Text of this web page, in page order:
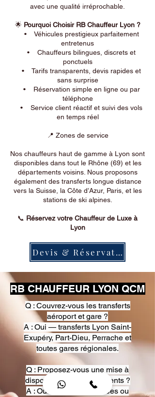
avec une qualité irréprochable.
🌟 Pourquoi Choisir RB Chauffeur Lyon ?
• Véhicules prestigieux parfaitement
entretenus
• Chauffeurs bilingues, discrets et
ponctuels
• Tarifs transparents, devis rapides et
sans surprise
• Réservation simple en ligne ou par
téléphone
• Service client réactif et suivi des vols
en temps réel
📍 Zones de service
Nos chauffeurs haut de gamme à Lyon sont
disponibles dans tout le Rhône (69) et les
départements voisins. Nous proposons
également des transferts longue distance
vers la Suisse, la Côte d’Azur, Paris, et les
stations de ski alpines.
📞 Réservez votre Chauffeur de Luxe à
Lyon
Devis & Réservation
RB CHAUFFEUR LYON QCM
Q : Couvrez-vous les transferts
aéroport et gare ?
A : Oui — transferts Lyon Saint-
Exupéry, Part-Dieu, Perrache et
toutes gares régionales.
Q : Proposez-vous une mise à
disposition pour événements ?
A : Oui — heures, journées ou